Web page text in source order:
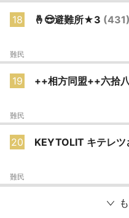
18 🤞😎避難所★3 (431)
難民
19 ++相方同盟++六拾八
難民
20 KEYTOLIT キテレツ
難民